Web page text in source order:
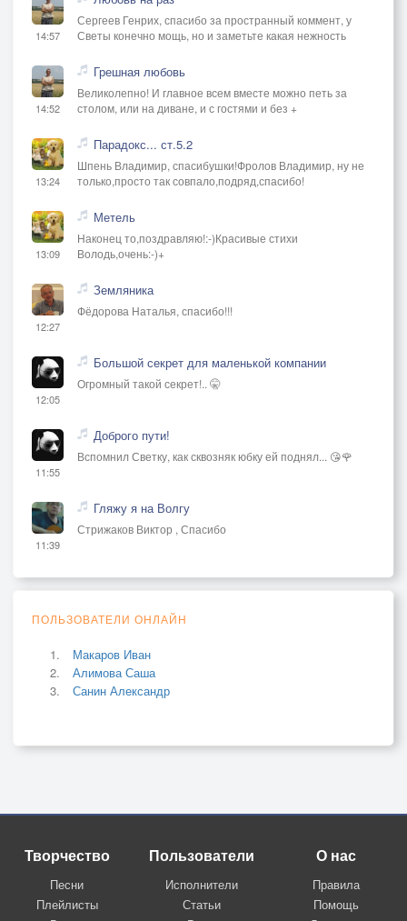
14:57
Сергеев Генрих, спасибо за пространный коммент, у
Светы конечно мощь, но и заметьте какая нежность
14:52
Грешная любовь
Великолепно! И главное всем вместе можно петь за
столом, или на диване, и с гостями и без +
13:24
Парадокс... ст.5.2
Шпень Владимир, спасибушки!Фролов Владимир, ну не
только,просто так совпало,подряд,спасибо!
13:09
Метель
Наконец то,поздравляю!:-)Красивые стихи
Володь,очень:-)+
12:27
Земляника
Фёдорова Наталья, спасибо!!!
12:05
Большой секрет для маленькой компании
Огромный такой секрет!.. 🤫
11:55
Доброго пути!
Вспомнил Светку, как сквозняк юбку ей поднял... 😘🌹
11:39
Гляжу я на Волгу
Стрижаков Виктор , Спасибо
ПОЛЬЗОВАТЕЛИ ОНЛАЙН
Макаров Иван
Алимова Саша
Санин Александр
Творчество
Песни
Плейлисты
Пользователи
Исполнители
Статьи
О нас
Правила
Помощь